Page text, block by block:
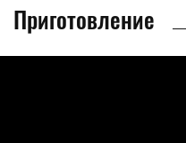
Приготовление